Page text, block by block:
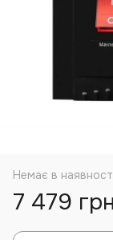
Немає в
7 479 грн